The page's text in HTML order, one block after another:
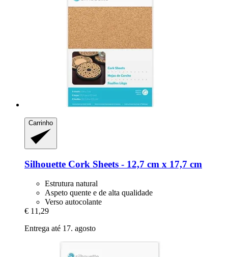
Carrinho
Silhouette Cork Sheets -​ 12,7 cm x 17,7 cm
Estrutura natural
Aspeto quente e de alta qualidade
Verso autocolante
€ 11,29
Entrega até 17. agosto